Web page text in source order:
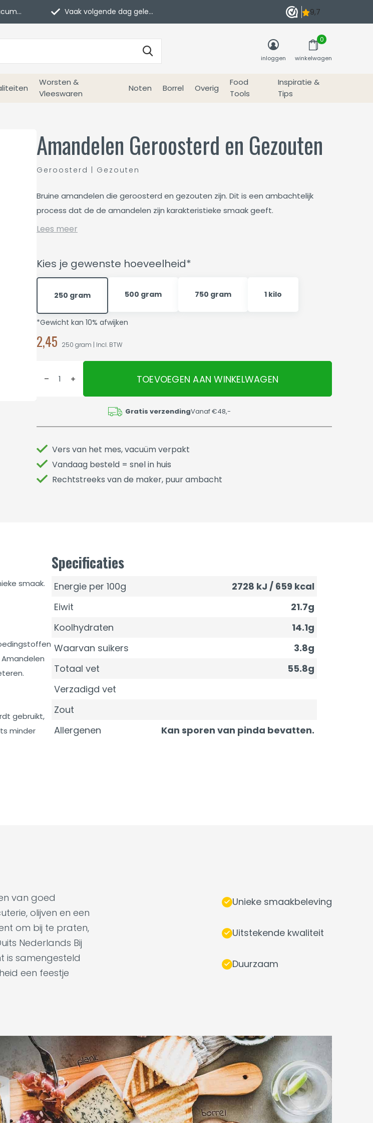
Worsten &
Vleeswaren
Noten Borrel Overig
Food
Tools
Inspiratie &
Tips
inloggen winkelwagen
0
Vaak volgende dag geleverd
Amandelen Geroosterd en Gezouten
Geroosterd | Gezouten
Bruine amandelen die geroosterd en gezouten zijn. Dit is een ambachtelijk
process dat de de amandelen zijn karakteristieke smaak geeft.
Lees meer
Kies je gewenste hoeveelheid*
250 gram 500 gram 750 gram 1 kilo
*Gewicht kan 10% afwijken
2,45 250 gram | Incl. BTW
TOEVOEGEN AAN WINKELWAGEN
Gratis verzendingVanaf €48,-
Vers van het mes, vacuüm verpakt
Vandaag besteld = snel in huis
Rechtstreeks van de maker, puur ambacht
smaak.
gebruikt,
minder
Specificaties
Energie per 100g
2728 kJ / 659 kcal
Eiwit
21.7g
Koolhydraten
14.1g
Waarvan suikers
3.8g
Totaal vet
55.8g
Verzadigd vet
Zout
Allergenen
Kan sporen van pinda bevatten.
van goed
olijven en een
om bij te praten,
Nederlands Bij
is samengesteld
een feestje
Unieke smaakbeleving
Uitstekende kwaliteit
Duurzaam